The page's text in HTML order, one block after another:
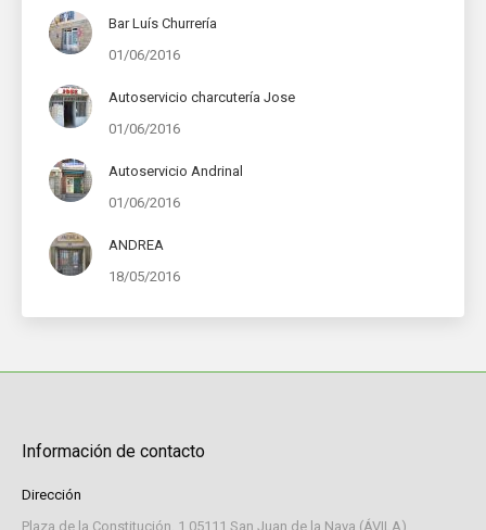
Bar Luís Churrería
01/06/2016
Autoservicio charcutería Jose
01/06/2016
Autoservicio Andrinal
01/06/2016
ANDREA
18/05/2016
Información de contacto
Dirección
Plaza de la Constitución, 1 05111 San Juan de la Nava (ÁVILA)